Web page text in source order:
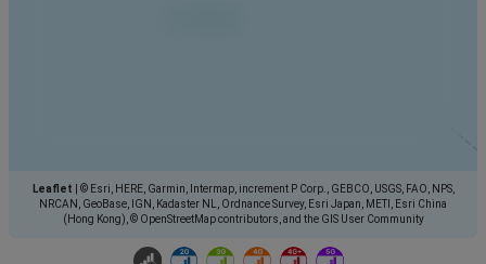
Leaflet
© Esri, HERE, Garmin, Intermap, increment P Corp., GEBCO, USGS, FAO, NPS,
NRCAN, GeoBase, IGN, Kadaster NL, Ordnance Survey, Esri Japan, METI, Esri China
(Hong Kong), © OpenStreetMap contributors, and the GIS User Community